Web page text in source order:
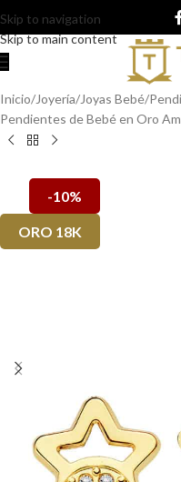
Skip to navigation
Skip to main content
Inicio/Joyería/Joyas Bebé/
Pendientes de Bebé en Oro
-10%
ORO 18K